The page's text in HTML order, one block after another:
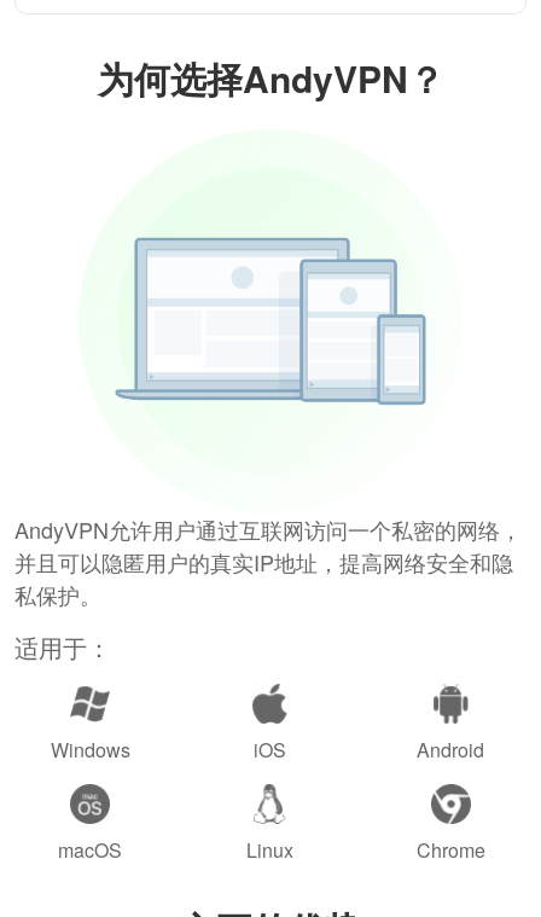
为何选择AndyVPN？
AndyVPN允许用户通过互联网访问一个私密的网络，
并且可以隐匿用户的真实IP地址，提高网络安全和隐
私保护。
适用于：
Windows iOS Android
macOS Linux Chrome